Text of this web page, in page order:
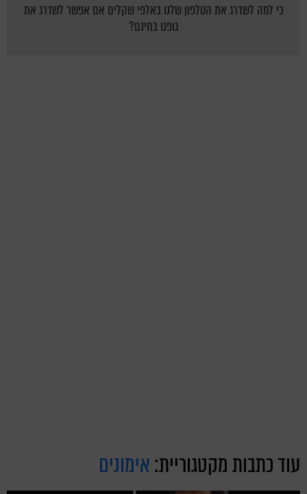
כי למה לשדרג את הטלפון שלנו באלפי שקלים אם אפשר לשדרג את
גופנו בחינם?
עוד כתבות מקטגוריית:אימונים